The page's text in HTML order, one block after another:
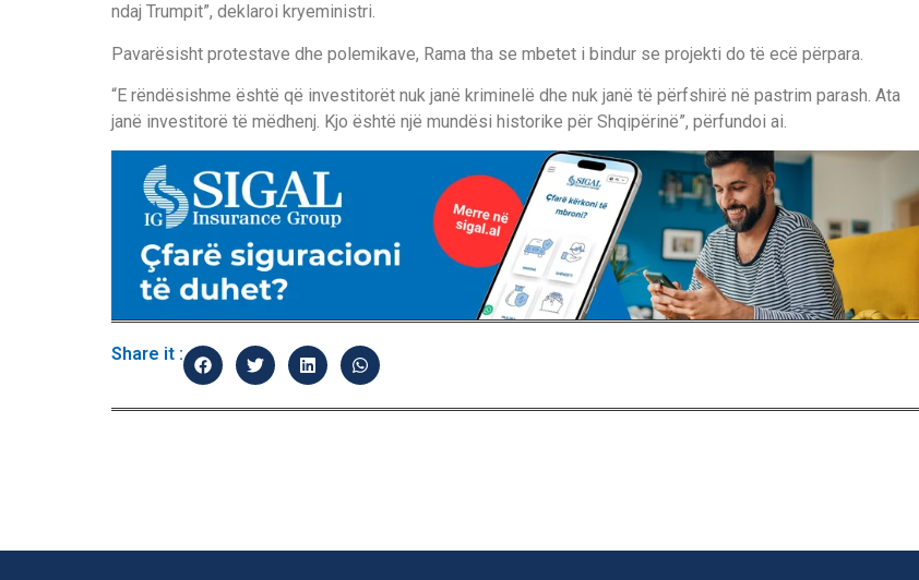
ndaj Trumpit”, deklaroi kryeministri.
Pavarësisht protestave dhe polemikave, Rama tha se mbetet i bindur se projekti do të ecë përpara.
“E rëndësishme është që investitorët nuk janë kriminelë dhe nuk janë të përfshirë në pastrim parash. Ata
janë investitorë të mëdhenj. Kjo është një mundësi historike për Shqipërinë”, përfundoi ai.
Share it :